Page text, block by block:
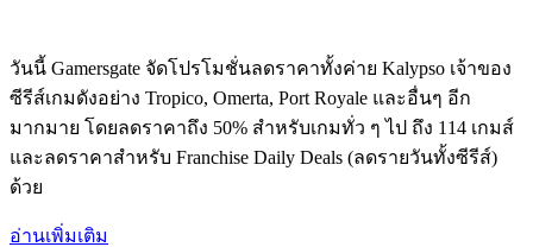
วันนี้ Gamersgate จัดโปรโมชั่นลดราคาทั้งค่าย Kalypso เจ้าของ
ซีรีส์เกมดังอย่าง Tropico, Omerta, Port Royale และอื่นๆ อีก
มากมาย โดยลดราคาถึง 50% สำหรับเกมทั่ว ๆ ไป ถึง 114 เกมส์
และลดราคาสำหรับ Franchise Daily Deals (ลดรายวันทั้งซีรีส์)
ด้วย
อ่านเพิ่มเติม